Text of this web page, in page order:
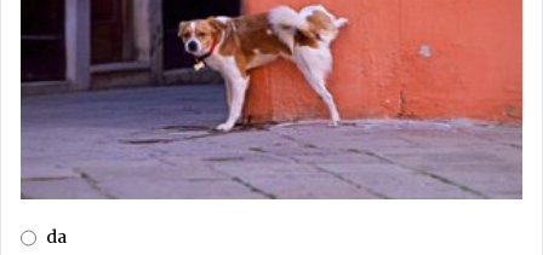
da